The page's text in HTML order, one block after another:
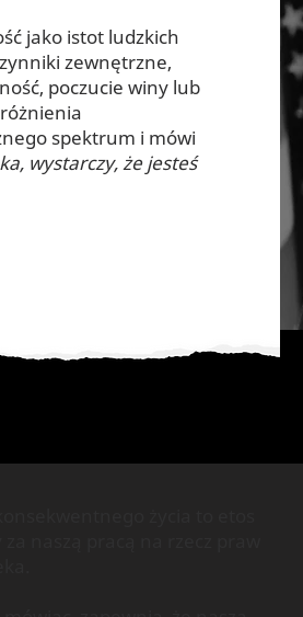
jako istot ludzkich
zewnętrzne,
poczucie winy lub
spektrum i mówi
wystarczy, że jesteś